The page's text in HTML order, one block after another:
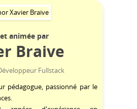
animée par
Braive
Fullstack
pédagogue, passionné par le